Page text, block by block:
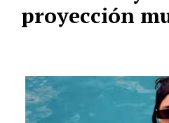
proyección